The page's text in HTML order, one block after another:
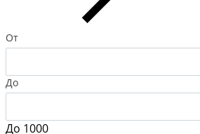
От
До
До 1000